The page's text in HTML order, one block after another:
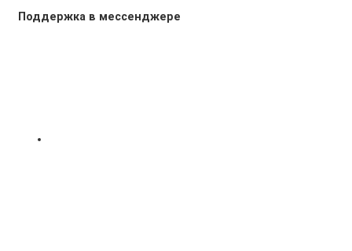
Поддержка в мессенджере